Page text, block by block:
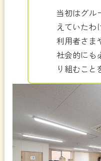
当初はグル
えていたわ
利用者さま
社会的にも
り組むこと